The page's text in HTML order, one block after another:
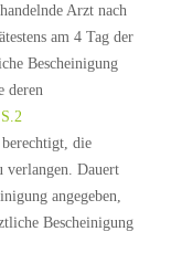
Arzt nach
am 4 Tag der
Bescheinigung
deren
die
verlangen. Dauert
angegeben,
Bescheinigung